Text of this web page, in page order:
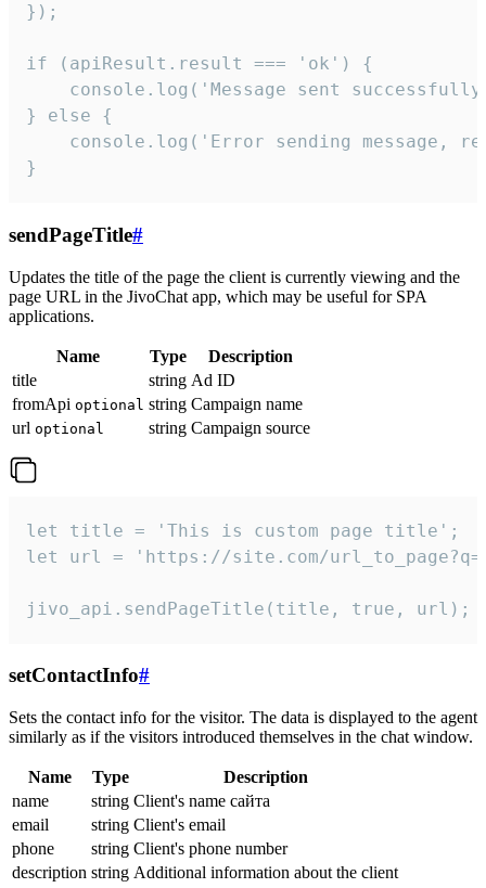
});
if (apiResult.result === 'ok') {
console.log('Message sent
} else {
console.log('Error sending message,
}
sendPageTitle#
Updates the title of the page the client is currently viewing and the
page URL in the JivoChat app, which may be useful for SPA
applications.
Name Type
Description
title
string Ad ID
fromApi optional string Campaign name
url optional string Campaign source
let title = 'This is custom page title';
let url = 'https://site.com/
jivo_api.sendPageTitle(title, true, url);
setContactInfo#
Sets the contact info for the visitor. The data is displayed to the agent
similarly as if the visitors introduced themselves in the chat window.
Name Type
Description
name
string Client's name сайта
email
string Client's email
phone
string Client's phone number
description string Additional information about the client